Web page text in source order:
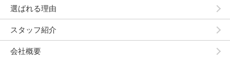
選ばれる理由
スタッフ紹介
会社概要